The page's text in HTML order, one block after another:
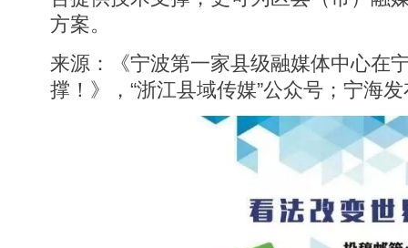
方案。
来源：《宁波第一家县级融媒体中心在
撑！》，“浙江县域传媒”公众号；宁海